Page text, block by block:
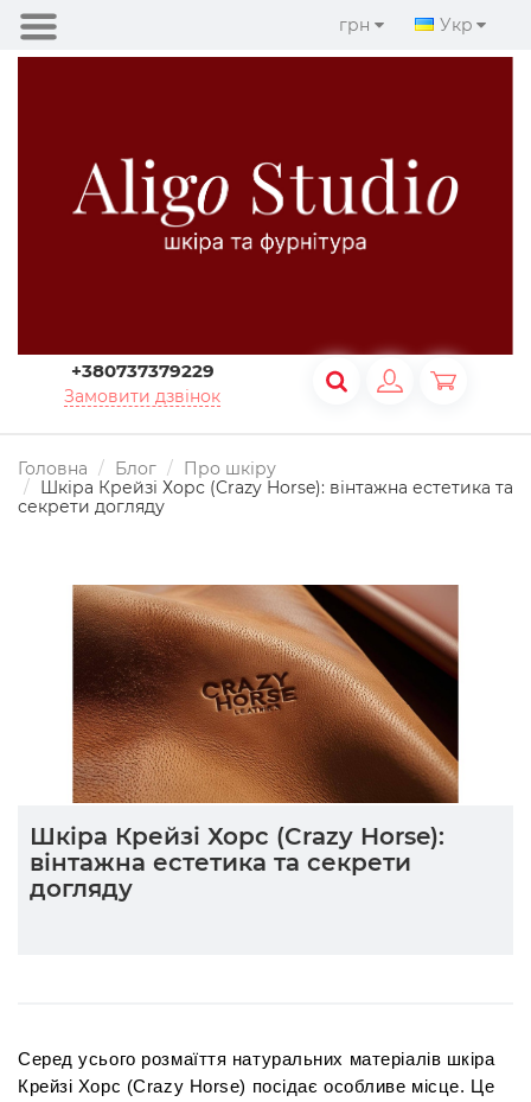
грн Укр
+380737379229
Замовити дзвінок
Головна Блог
Про шкіру
Шкіра Крейзі Хорс (Crazy Horse): вінтажна естетика та
секрети догляду
Шкіра Крейзі Хорс (Crazy Horse):
вінтажна естетика та секрети
догляду
Серед усього розмаїття натуральних матеріалів шкіра
Крейзі Хорс (Crazy Horse) посідає особливе місце. Це